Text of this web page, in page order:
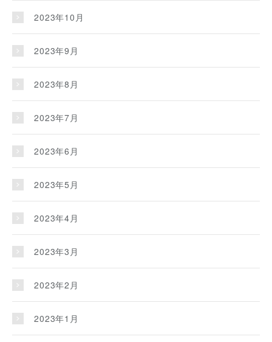
2023年10月
2023年9月
2023年8月
2023年7月
2023年6月
2023年5月
2023年4月
2023年3月
2023年2月
2023年1月